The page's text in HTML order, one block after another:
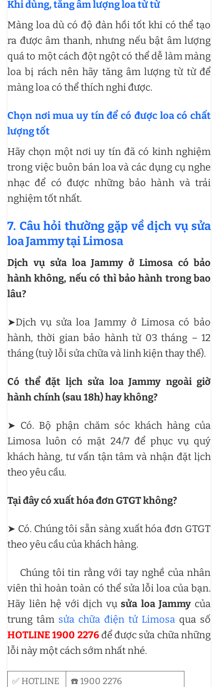
Khi dùng, tăng âm lượng loa từ từ
Màng loa dù có độ đàn hồi tốt khi có thể tạo
ra được âm thanh, nhưng nếu bật âm lượng
quá to một cách đột ngột có thể dễ làm màng
loa bị rách nên hãy tăng âm lượng từ từ để
màng loa có thể thích nghi được.
Chọn nơi mua uy tín để có được loa có chất
lượng tốt
Hãy chọn một nơi uy tín đã có kinh nghiệm
trong việc buôn bán loa và các dụng cụ nghe
nhạc để có được những bảo hành và trải
nghiệm tốt nhất.
7. Câu hỏi thường gặp về dịch vụ sửa
loa Jammy tại Limosa
Dịch vụ sửa loa Jammy ở Limosa có bảo
hành không, nếu có thì bảo hành trong bao
lâu?
➤Dịch vụ sửa loa Jammy ở Limosa có bảo
hành, thời gian bảo hành từ 03 tháng – 12
tháng (tuỳ lỗi sửa chữa và linh kiện thay thế).
Có thể đặt lịch sửa loa Jammy ngoài giờ
hành chính (sau 18h) hay không?
➤ Có. Bộ phận chăm sóc khách hàng của
Limosa luôn có mặt 24/7 để phục vụ quý
khách hàng, tư vấn tận tâm và nhận đặt lịch
theo yêu cầu.
Tại đây có xuất hóa đơn GTGT không?
➤ Có. Chúng tôi sẵn sàng xuất hóa đơn GTGT
theo yêu cầu của khách hàng.
Chúng tôi tin rằng với tay nghề của nhân
viên thì hoàn toàn có thể sửa lỗi loa của bạn.
Hãy liên hệ với dịch vụsửa loa Jammy của
trung tâm sửa chữa điện tử Limosa qua số
HOTLINE 1900 2276để được sửa chữa những
lỗi này một cách sớm nhất nhé.
✅ HOTLINE
☎️ 1900 2276